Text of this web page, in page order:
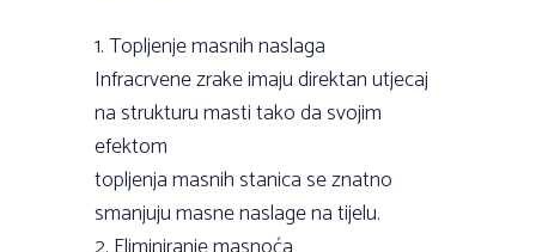
1. Topljenje masnih naslaga
Infracrvene zrake imaju direktan utjecaj
na strukturu masti tako da svojim
efektom
topljenja masnih stanica se znatno
smanjuju masne naslage na tijelu.